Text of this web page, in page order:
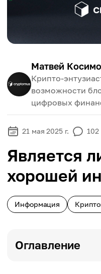
Матвей
Крипто-
возможности
цифровых
21 мая 2025 г. 102
Является
хорошей
Информация
Оглавление